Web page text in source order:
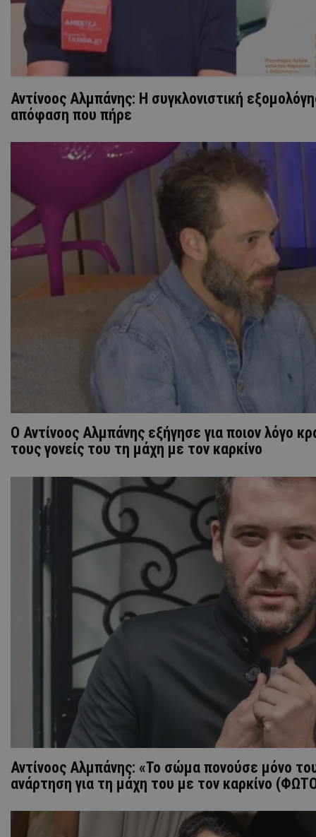
Αντίνοος Αλμπάνης: Η συγκλονιστική
απόφαση που πήρε
Ο Αντίνοος Αλμπάνης εξήγησε για ποιον λόγο
τους γονείς του τη μάχη με τον καρκίνο
Αντίνοος Αλμπάνης: «Το σώμα πονούσε μόνο
ανάρτηση για τη μάχη του με τον καρκίνο